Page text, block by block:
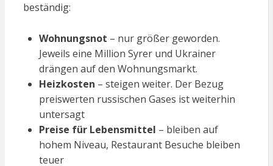
beständig:
Wohnungsnot – nur größer geworden.
Jeweils eine Million Syrer und Ukrainer
drängen auf den Wohnungsmarkt.
Heizkosten – steigen weiter. Der Bezug
preiswerten russischen Gases ist weiterhin
untersagt
Preise für Lebensmittel – bleiben auf
hohem Niveau, Restaurant Besuche bleiben
teuer